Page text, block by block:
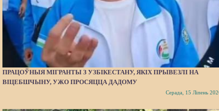
ПРАЦОЎНЫЯ МІГРАНТЫ З УЗБІКЕСТАНУ, ЯКІХ ПРЫВЕЗЛІ НА
ВІЦЕБШЧЫНУ, УЖО ПРОСЯЦЦА ДАДОМУ
Серада, 15 Ліпень